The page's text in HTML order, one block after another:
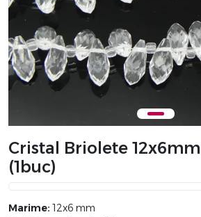
Cristal Briolete
(1buc)
Marime: 12x6 mm